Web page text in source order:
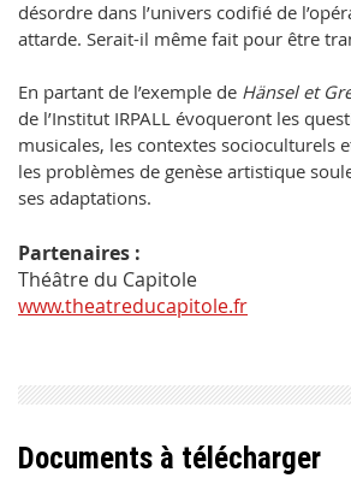
désordre dans l’univers codifié de
attarde. Serait-il même fait pour être
En partant de l’exemple de Hänsel et
de l’Institut IRPALL évoqueront les
musicales, les contextes socioculturels
les problèmes de genèse artistique
ses adaptations.
Partenaires :
Théâtre du Capitole
www.theatreducapitole.fr
Documents à télécharger